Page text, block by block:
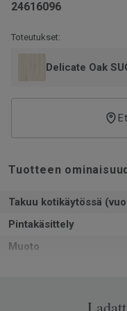
24616096
Toteutukset:
Delicate Oak
Tuotteen
Takuu kotikäytössä
Pintakäsittely
Muoto